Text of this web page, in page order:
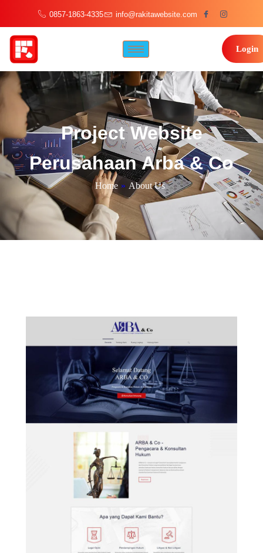
0857-1863-4335 info@rakitawebsite.com
Login
Project Website
Perusahaan Arba & Co
Home » About Us